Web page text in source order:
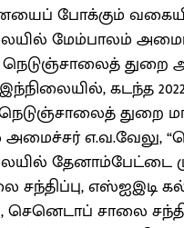
போக்கும்
மேம்பாலம்
நெடுஞ்சாலைத்
கடந்த
துறை
அமைச்சர் எ.வ.வேலு,
தேனாம்பேட்டை
எஸ்ஐஇடி
செனெடாப் சாலை